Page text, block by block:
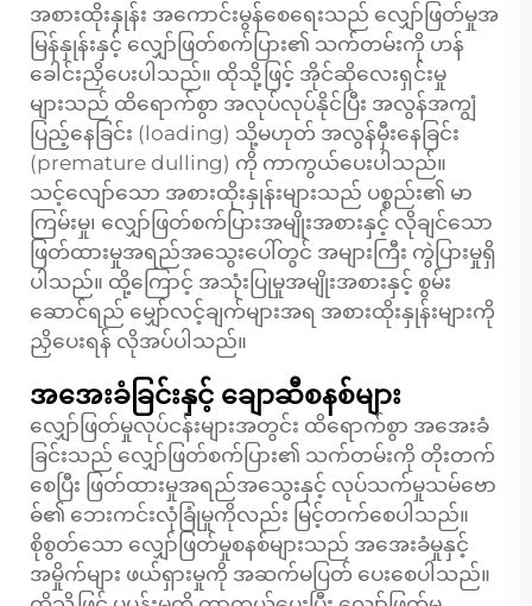
အစားထိုးနှုန်း အကောင်းမွန်စေရေးသည် လျှော်ဖြတ်မှုအ
မြန်နှုန်းနှင့် လျှော်ဖြတ်စက်ပြား၏ သက်တမ်းကို ဟန်
ခေါင်းညှိပေးပါသည်။ ထိုသို့ဖြင့် အိုင်ဆိုလေးရှင်းမှု
များသည် ထိရောက်စွာ အလုပ်လုပ်နိုင်ပြီး အလွန်အကျွံ
ပြည့်နေခြင်း (loading) သို့မဟုတ် အလွန်မှီးနေခြင်း
(premature dulling) ကို ကာကွယ်ပေးပါသည်။
သင့်လျော်သော အစားထိုးနှုန်းများသည် ပစ္စည်း၏ မာ
ကြမ်းမှု၊ လျှော်ဖြတ်စက်ပြားအမျိုးအစားနှင့် လိုချင်သော
ဖြတ်ထားမှုအရည်အသွေးပေါ်တွင် အများကြီး ကွဲပြားမှုရှိ
ပါသည်။ ထို့ကြောင့် အသုံးပြုမှုအမျိုးအစားနှင့် စွမ်း
ဆောင်ရည် မျှော်လင့်ချက်များအရ အစားထိုးနှုန်းများကို
ညှိပေးရန် လိုအပ်ပါသည်။
အအေးခံခြင်းနှင့် ချောဆီစနစ်များ
လျှော်ဖြတ်မှုလုပ်ငန်းများအတွင်း ထိရောက်စွာ အအေးခံ
ခြင်းသည် လျှော်ဖြတ်စက်ပြား၏ သက်တမ်းကို တိုးတက်
စေပြီး ဖြတ်ထားမှုအရည်အသွေးနှင့် လုပ်သက်မှုသမ်ဗော
ဓ်၏ ဘေးကင်းလုံခြုံမှုကိုလည်း မြင့်တက်စေပါသည်။
စိုစွတ်သော လျှော်ဖြတ်မှုစနစ်များသည် အအေးခံမှုနှင့်
အမှိုက်များ ဖယ်ရှားမှုကို အဆက်မပြတ် ပေးစေပါသည်။